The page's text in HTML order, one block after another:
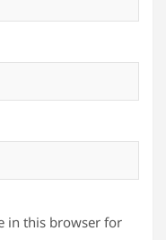
in this browser for